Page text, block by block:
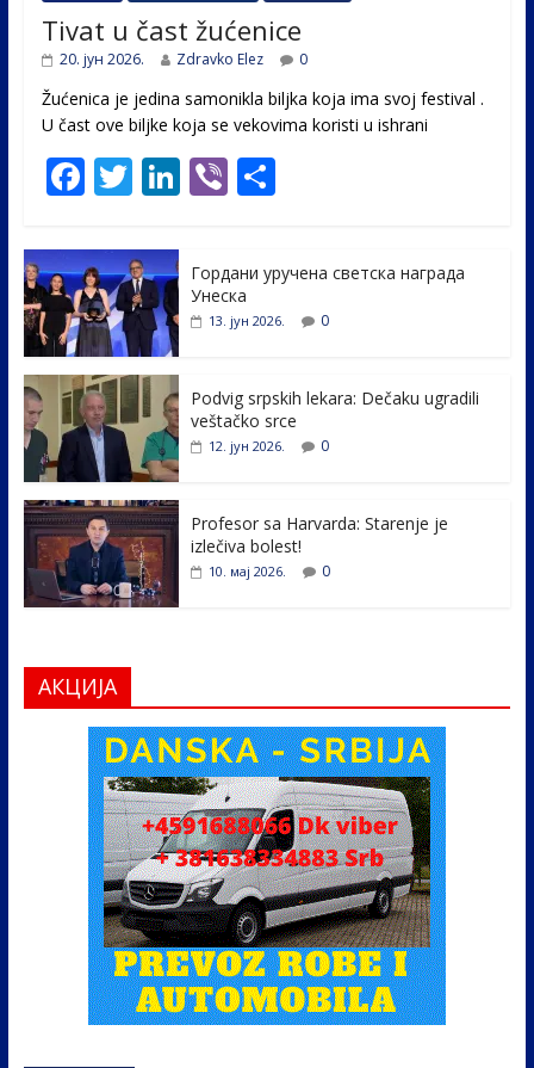
Tivat u čast žućenice
20. јун 2026. Zdravko Elez 0
Žućenica je jedina samonikla biljka koja ima svoj festival .
U čast ovе biljke koja se vekovima koristi u ishrani
F
e
b
o
o
k
T
itt
er
Li
e
dI
Vi S
e
Гордани уручена светска награда
Унеска
13. јун 2026. 0
Podvig srpskih lekara: Dečaku ugradili
veštačko srce
12. јун 2026. 0
Profesor sa Harvarda: Starenje je
izlečiva bolest!
10. мај 2026. 0
АКЦИЈА